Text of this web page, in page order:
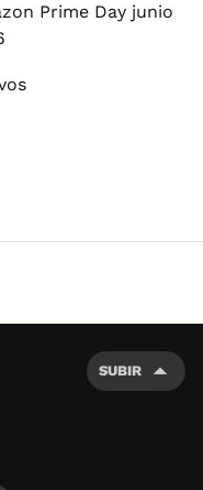
Prime Day junio
SUBIR